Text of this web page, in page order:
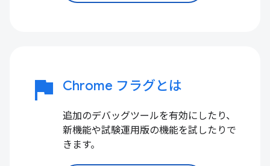
flag Chrome フラグとは
追加のデバッグツールを有効にしたり、
新機能や試験運用版の機能を試したりで
きます。